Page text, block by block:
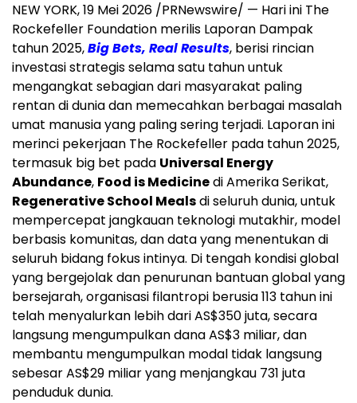
NEW YORK,19 Mei 2026 /PRNewswire/ — Hari ini The
Rockefeller Foundation merilis Laporan Dampak
tahun 2025,Big Bets, Real Results, berisi rincian
investasi strategis selama satu tahun untuk
mengangkat sebagian dari masyarakat paling
rentan di dunia dan memecahkan berbagai masalah
umat manusia yang paling sering terjadi. Laporan ini
merinci pekerjaan The Rockefeller pada tahun 2025,
termasuk big bet pada Universal Energy
Abundance, Food is Medicinedi Amerika Serikat,
Regenerative School Mealsdi seluruh dunia, untuk
mempercepat jangkauan teknologi mutakhir, model
berbasis komunitas, dan data yang menentukan di
seluruh bidang fokus intinya. Di tengah kondisi global
yang bergejolak dan penurunan bantuan global yang
bersejarah, organisasi filantropi berusia 113 tahun ini
telah menyalurkan lebih dari AS$350 juta, secara
langsung mengumpulkan dana AS$3 miliar, dan
membantu mengumpulkan modal tidak langsung
sebesar AS$29 miliar yang menjangkau 731 juta
penduduk dunia.